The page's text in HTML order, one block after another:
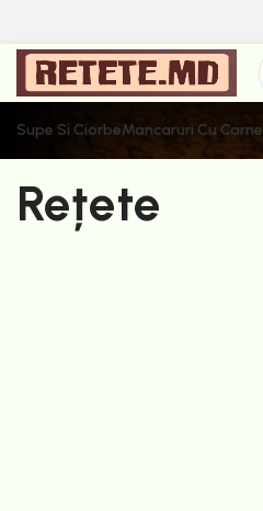
Supe Si CiorbeMancaruri Cu Carne
Rețete